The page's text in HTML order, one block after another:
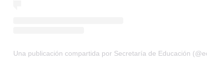
Una publicación compartida por Secretaría de Educación